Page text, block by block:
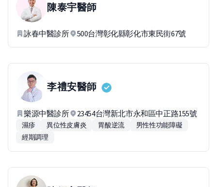
陳泰宇醫師
詠春中醫診所 500台灣彰化縣彰化市東民街67號
李禮安醫師
樂源中醫診所 23454台灣新北市永和區中正路155號
濕疹 異位性皮膚炎 胃酸逆流
男性性功能障礙
經期調理